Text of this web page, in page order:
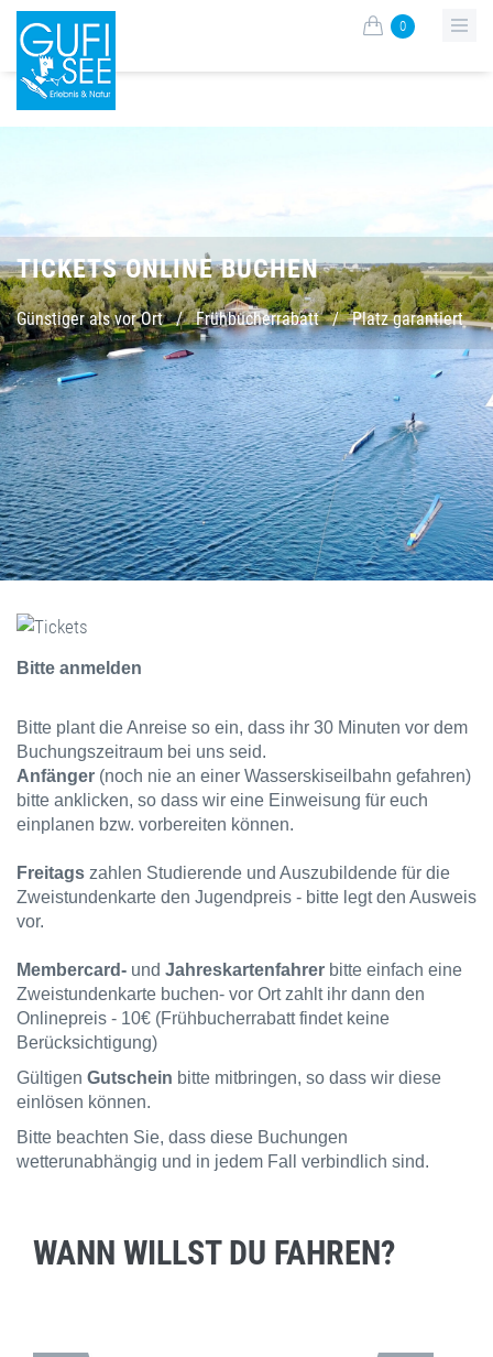
0
TICKETS ONLINE BUCHEN
Günstiger als vor Ort / Frühbucherrabatt / Platz garantiert
Bitte anmelden
Bitte plant die Anreise so ein, dass ihr 30 Minuten vor dem
Buchungszeitraum bei uns seid.
Anfänger (noch nie an einer Wasserskiseilbahn gefahren)
bitte anklicken, so dass wir eine Einweisung für euch
einplanen bzw. vorbereiten können.
Freitags zahlen Studierende und Auszubildende für die
Zweistundenkarte den Jugendpreis - bitte legt den Ausweis
vor.
Membercard- und Jahreskartenfahrer bitte einfach eine
Zweistundenkarte buchen- vor Ort zahlt ihr dann den
Onlinepreis - 10€ (Frühbucherrabatt findet keine
Berücksichtigung)
Gültigen Gutschein bitte mitbringen, so dass wir diese
einlösen können.
Bitte beachten Sie, dass diese Buchungen
wetterunabhängig und in jedem Fall verbindlich sind.
WANN WILLST DU FAHREN?